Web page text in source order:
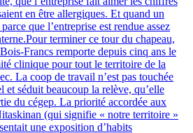
en être allergiques. Et quand un
que l’entreprise est rendue assez
terminer ce tour du chapeau,
Francs remporte depuis cinq ans le
clinique pour tout le territoire de la
La coop de travail n’est pas touchée
et séduit beaucoup la relève, qu’elle
du cégep. La priorité accordée aux
(qui signifie « notre territoire »
une exposition d’habits